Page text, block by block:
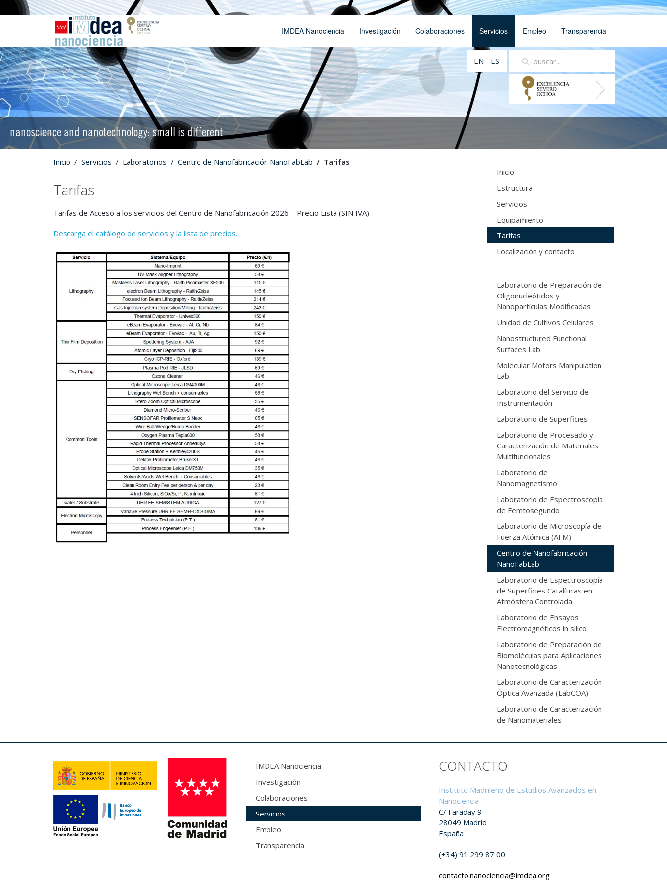
IMDEA Nanociencia Investigación Colaboraciones Servicios Empleo Transparencia
EN ES
nanoscience and nanotechnology: small is different
Inicio Servicios Laboratorios Centro de Nanofabricación NanoFabLab Tarifas
Tarifas
Tarifas de Acceso a los servicios del Centro de Nanofabricación 2026 – Precio Lista (SIN IVA)
Descarga el catálogo de servicios y la lista de precios.
Inicio
Estructura
Servicios
Equipamiento
Tarifas
Localización y contacto
Laboratorio de Preparación de
Oligonucleótidos y
Nanopartículas Modificadas
Unidad de Cultivos Celulares
Nanostructured Functional
Surfaces Lab
Molecular Motors Manipulation
Lab
Laboratorio del Servicio de
Instrumentación
Laboratorio de Superficies
Laboratorio de Procesado y
Caracterización de Materiales
Multifuncionales
Laboratorio de
Nanomagnetismo
Laboratorio de Espectroscopía
de Femtosegundo
Laboratorio de Microscopía de
Fuerza Atómica (AFM)
Centro de Nanofabricación
NanoFabLab
Laboratorio de Espectroscopía
de Superficies Catalíticas en
Atmósfera Controlada
Laboratorio de Ensayos
Electromagnéticos in silico
Laboratorio de Preparación de
Biomoléculas para Aplicaciones
Nanotecnológicas
Laboratorio de Caracterización
Óptica Avanzada (LabCOA)
Laboratorio de Caracterización
de Nanomateriales
IMDEA Nanociencia
Investigación
Colaboraciones
Servicios
Empleo
Transparencia
CONTACTO
Instituto Madrileño de Estudios Avanzados en
Nanociencia
C/ Faraday 9
28049 Madrid
España
(+34) 91 299 87 00
contacto.nanociencia@imdea.org